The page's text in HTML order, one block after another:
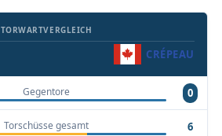
TORWARTVERGLEICH
CRÉPEAU
Gegentore 0
Torschüsse gesamt 6